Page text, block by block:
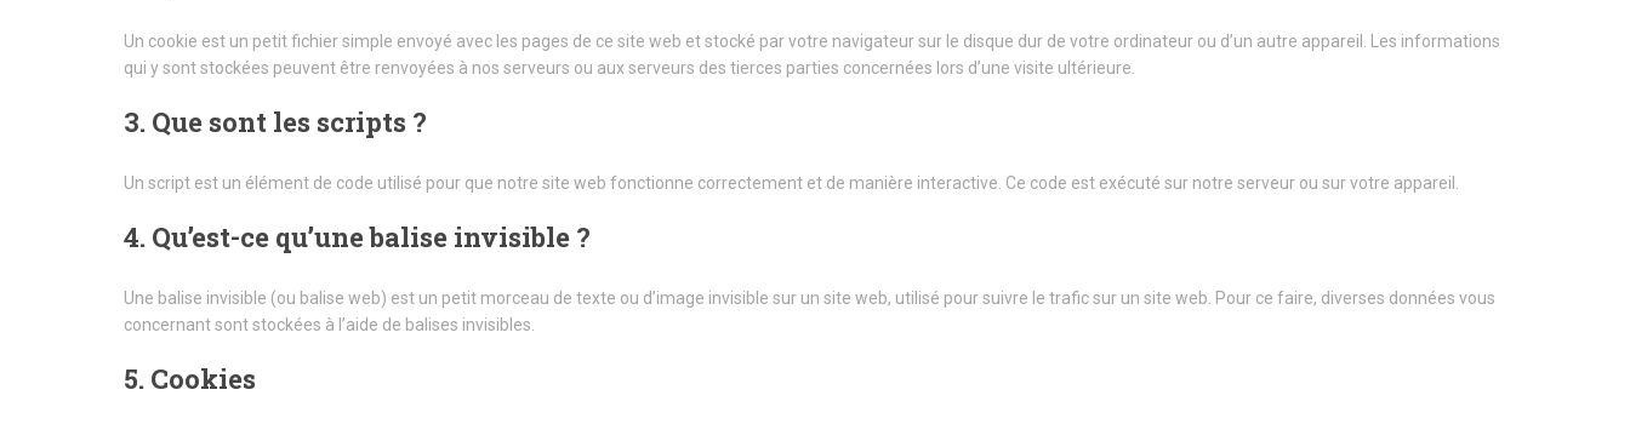
Un cookie est un petit fichier simple envoyé avec les pages de ce site web et stocké par votre navigateur sur le disque dur de votre ordinateur ou d’un autre appareil. Les informations
qui y sont stockées peuvent être renvoyées à nos serveurs ou aux serveurs des tierces parties concernées lors d’une visite ultérieure.
3. Que sont les scripts ?
Un script est un élément de code utilisé pour que notre site web fonctionne correctement et de manière interactive. Ce code est exécuté sur notre serveur ou sur votre appareil.
4. Qu’est-ce qu’une balise invisible ?
Une balise invisible (ou balise web) est un petit morceau de texte ou d’image invisible sur un site web, utilisé pour suivre le trafic sur un site web. Pour ce faire, diverses données vous
concernant sont stockées à l’aide de balises invisibles.
5. Cookies